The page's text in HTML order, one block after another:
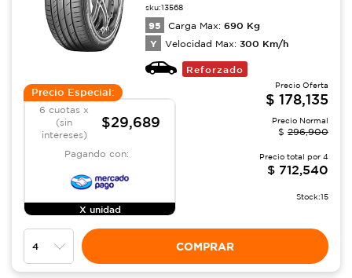
sku:13568
95 Carga Max: 690 Kg
Y Velocidad Max: 300 Km/h
Reforzado
Precio Especial:
6 cuotas x
(sin
intereses)
$29,689
Pagando con:
X unidad
Precio Oferta
$ 178,135
Precio Normal
$ 296,900
Precio total por 4
$ 712,540
Stock:15
COMPRAR